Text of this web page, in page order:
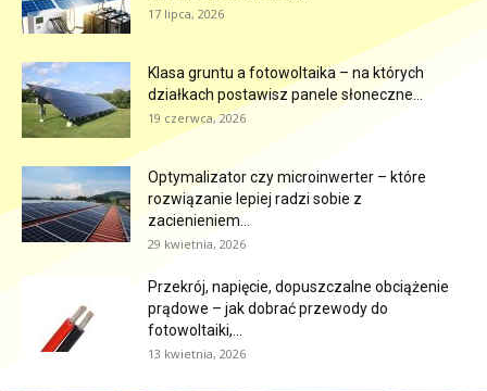
17 lipca, 2026
Klasa gruntu a fotowoltaika – na których
działkach postawisz panele słoneczne...
19 czerwca, 2026
Optymalizator czy microinwerter – które
rozwiązanie lepiej radzi sobie z
zacienieniem...
29 kwietnia, 2026
Przekrój, napięcie, dopuszczalne obciążenie
prądowe – jak dobrać przewody do
fotowoltaiki,...
13 kwietnia, 2026